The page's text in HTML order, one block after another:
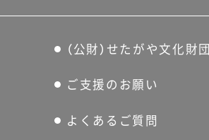
（公財）せたがや文化財団
ご支援のお願い
よくあるご質問